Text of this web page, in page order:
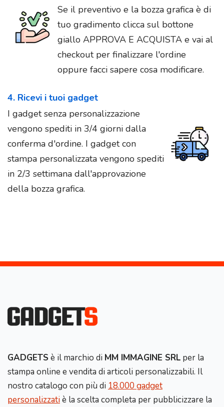
Se il preventivo e la bozza grafica è di
tuo gradimento clicca sul bottone
giallo APPROVA E ACQUISTA e vai al
checkout per finalizzare l'ordine
oppure facci sapere cosa modificare.
4. Ricevi i tuoi gadget
I gadget senza personalizzazione
vengono spediti in 3/4 giorni dalla
conferma d'ordine. I gadget con
stampa personalizzata vengono spediti
in 2/3 settimana dall'approvazione
della bozza grafica.
GADGETS è il marchio di MM IMMAGINE SRL per la
stampa online e vendita di articoli personalizzabili. Il
nostro catalogo con più di 18.000 gadget
personalizzatiè la scelta completa per pubblicizzare la